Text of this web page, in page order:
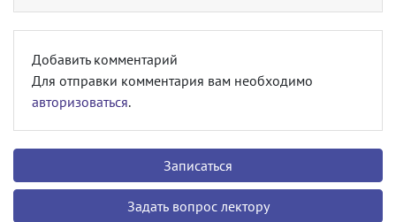
Добавить комментарий
Для отправки комментария вам необходимо
авторизоваться.
Записаться
Задать вопрос лектору